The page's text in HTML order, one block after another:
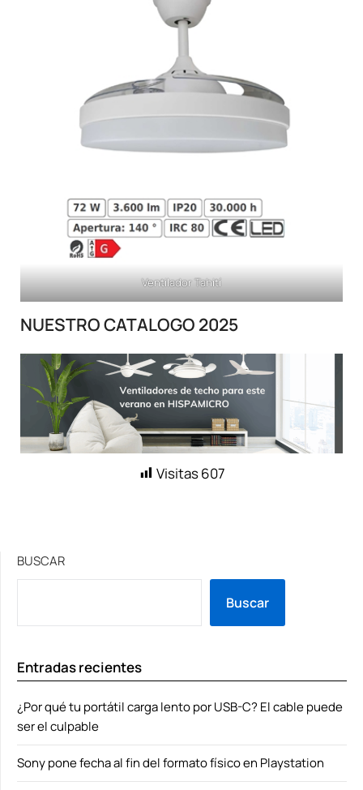
Ventilador Tahití
NUESTRO CATALOGO 2025
Visitas607
BUSCAR
Buscar
Entradas recientes
¿Por qué tu portátil carga lento por USB-C? El cable puede
ser el culpable
Sony pone fecha al fin del formato físico en Playstation